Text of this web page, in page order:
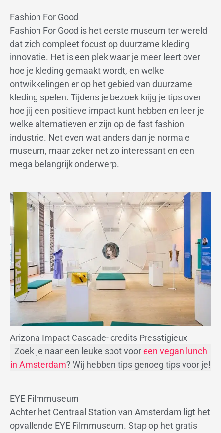
Fashion For Good
Fashion For Good is het eerste museum ter wereld
dat zich compleet focust op duurzame kleding
innovatie. Het is een plek waar je meer leert over
hoe je kleding gemaakt wordt, en welke
ontwikkelingen er op het gebied van duurzame
kleding spelen. Tijdens je bezoek krijg je tips over
hoe jij een positieve impact kunt hebben en leer je
welke alternatieven er zijn op de fast fashion
industrie. Net even wat anders dan je normale
museum, maar zeker net zo interessant en een
mega belangrijk onderwerp.
Arizona Impact Cascade- credits Presstigieux
Zoek je naar een leuke spot vooreen vegan lunch
in Amsterdam? Wij hebben tips genoeg tips voor je!
EYE Filmmuseum
Achter het Centraal Station van Amsterdam ligt het
opvallende EYE Filmmuseum. Stap op het gratis